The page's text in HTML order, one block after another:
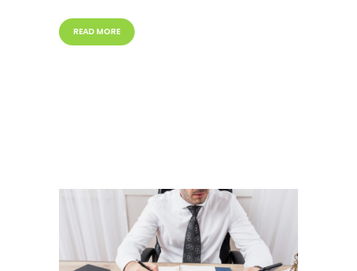
READ MORE